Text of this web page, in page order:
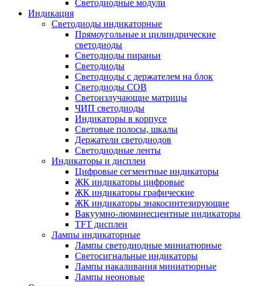
Светодиодные модули
Индикация
Светодиоды индикаторные
Прямоугольные и цилиндрические
светодиоды
Светодиоды пираньи
Светодиоды
Светодиоды с держателем на блок
Светодиоды COB
Светоизлучающие матрицы
ЧИП светодиоды
Индикаторы в корпусе
Световые полосы, шкалы
Держатели светодиодов
Светодиодные ленты
Индикаторы и дисплеи
Цифровые сегментные индикаторы
ЖК индикаторы цифровые
ЖК индикаторы графические
ЖК индикаторы знакосинтезирующие
Вакуумно-люминесцентные индикаторы
TFT дисплеи
Лампы индикаторные
Лампы светодиодные миниатюрные
Светосигнальные индикаторы
Лампы накаливания миниатюрные
Лампы неоновые